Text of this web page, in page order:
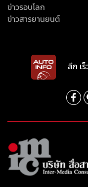
ข่าวรอบโลก
ข่าวสารยานยนต์
ลึก เ